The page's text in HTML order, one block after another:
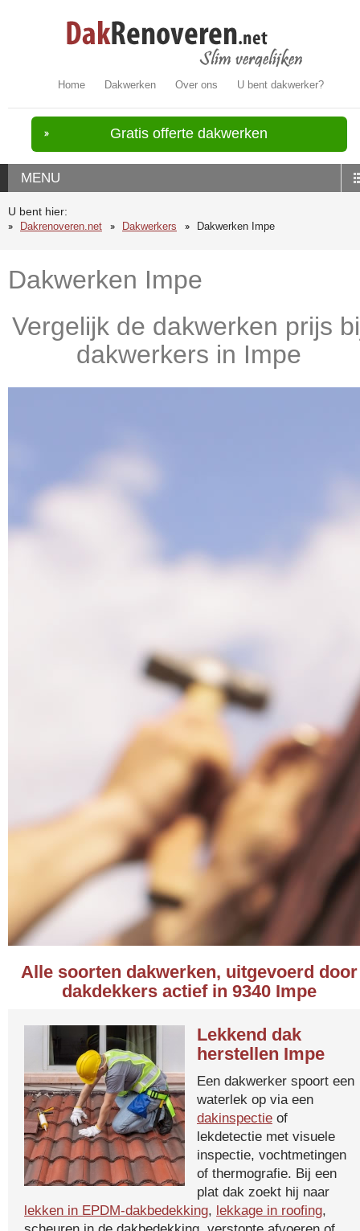
Home Dakwerken Over ons U bent dakwerker?
Gratis offerte dakwerken
MENU
U bent hier:
Dakrenoveren.net
Dakwerkers Dakwerken Impe
Dakwerken Impe
Vergelijk de dakwerken prijs
dakwerkers in Impe
Alle soorten dakwerken, uitgevoerd door
dakdekkers actief in 9340 Impe
Lekkend dak
herstellen Impe
Een dakwerker spoort een
waterlek op via een
dakinspectie of
lekdetectie met visuele
inspectie, vochtmetingen
of thermografie. Bij een
plat dak zoekt hij naar
lekken in EPDM-dakbedekking, lekkage in roofing,